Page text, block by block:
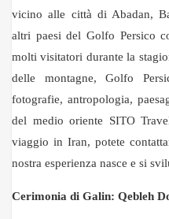
vicino alle città di Abadan,
altri paesi del Golfo Persico
molti visitatori durante la
delle montagne, Golfo
fotografie, antropologia,
del medio oriente SITO
viaggio in Iran, potete
nostra esperienza nasce e si
Cerimonia di Galin: Qebleh